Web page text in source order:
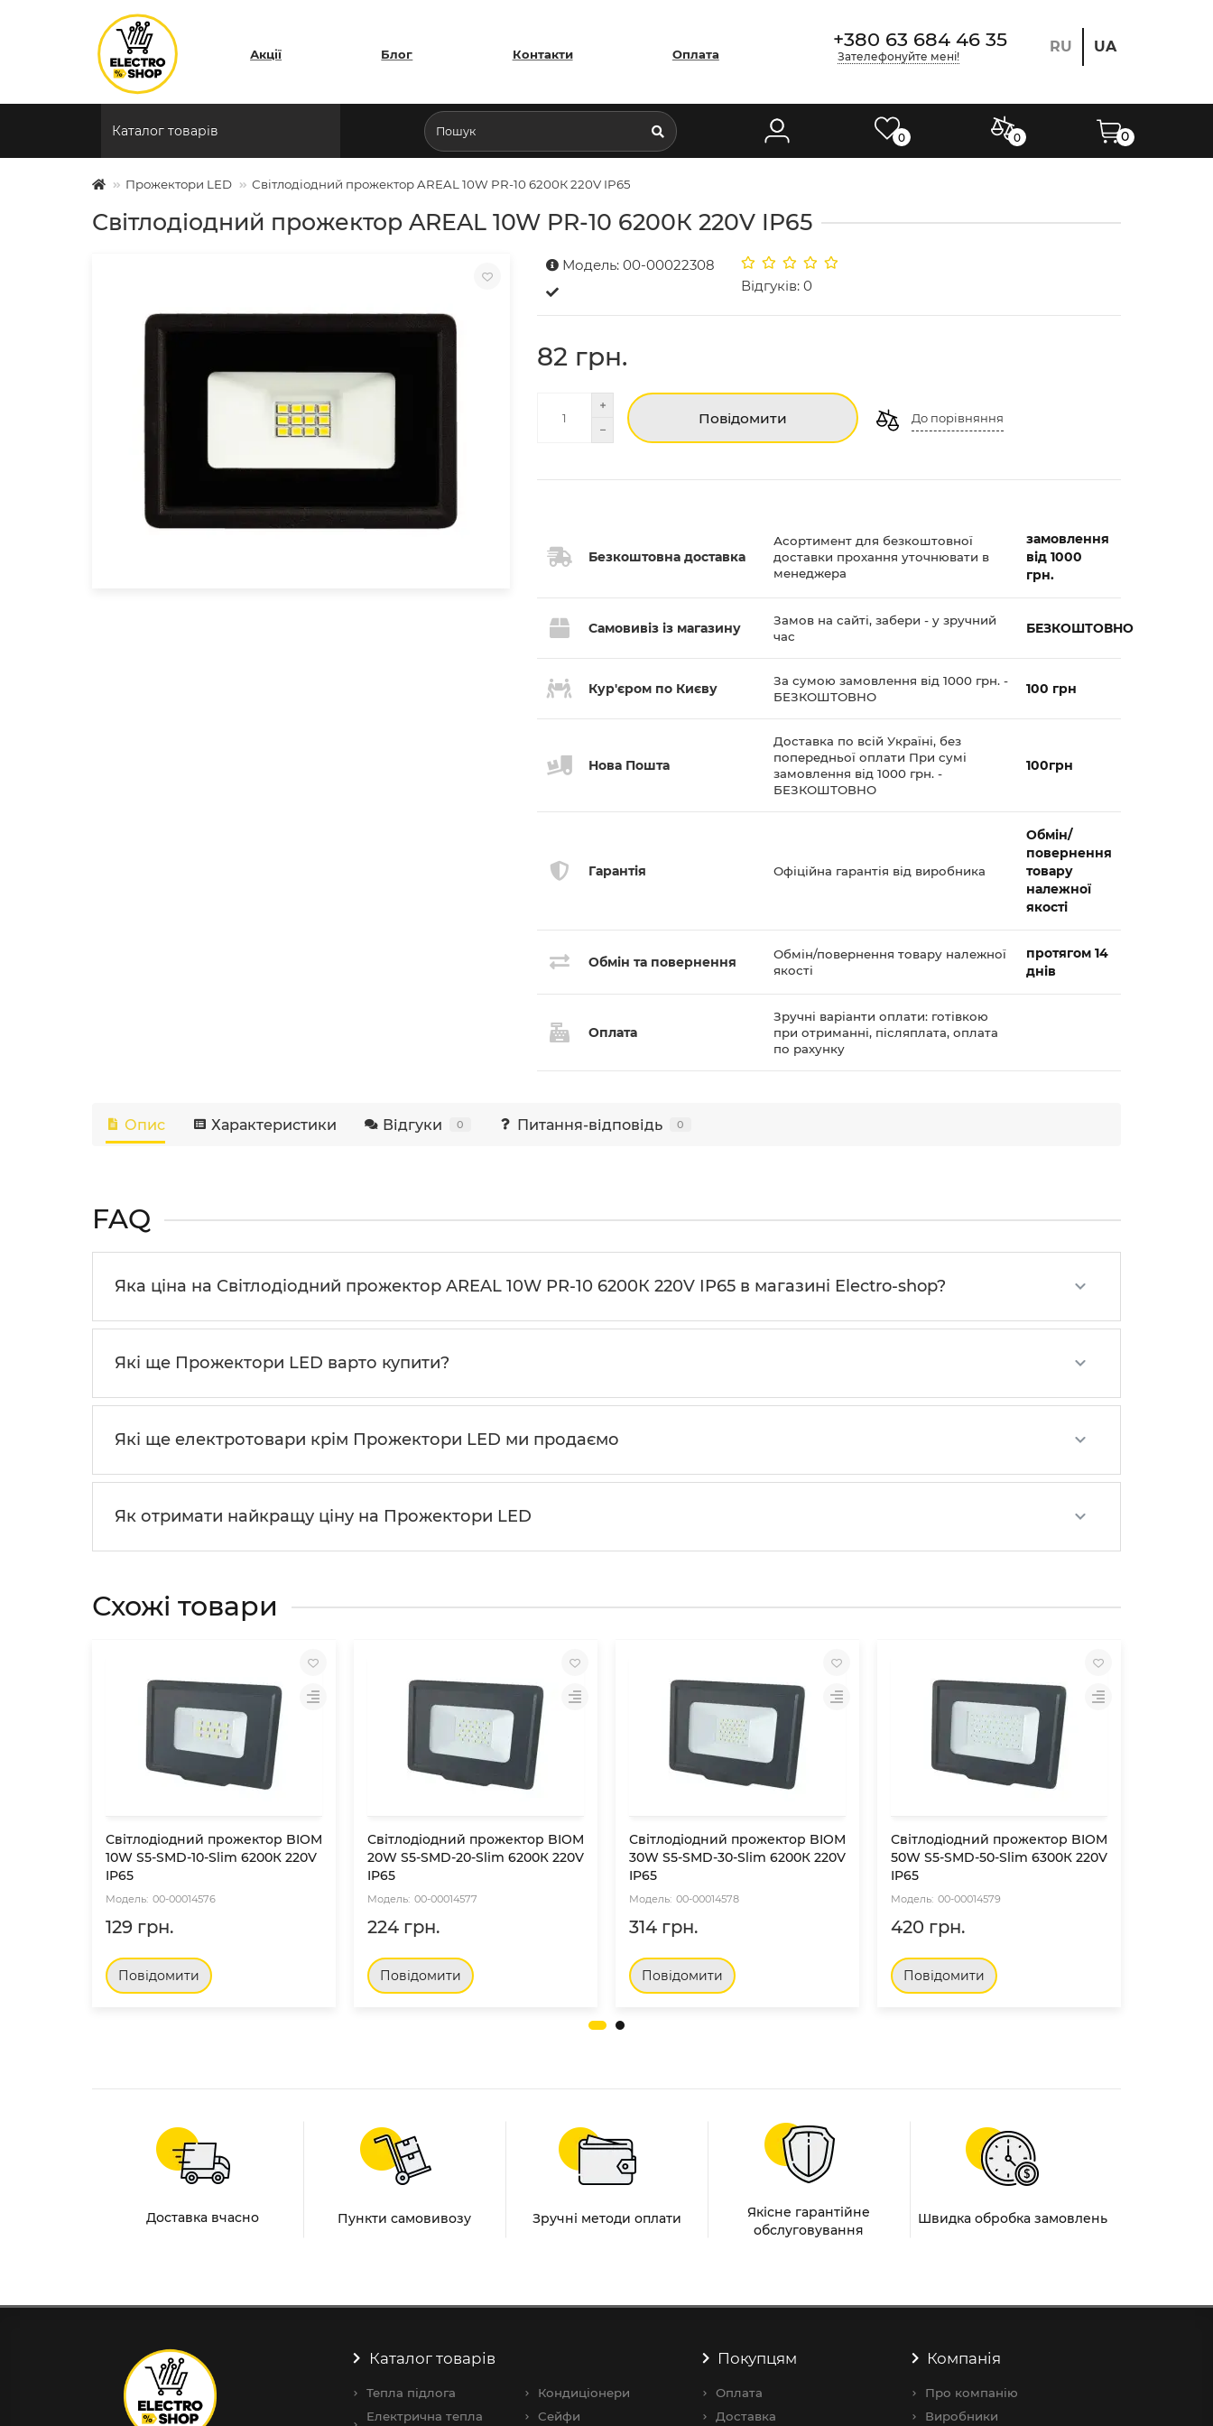
Акції Блог Контакти Оплата
+380 63 684 46 35
Зателефонуйте мені!
RU UA
Каталог товарів 0 0 0
Прожектори LED Світлодіодний прожектор AREAL 10W PR-10 6200К 220V IP65
Світлодіодний прожектор AREAL 10W PR-10 6200К 220V IP65
Модель: 00-00022308
Відгуків: 0
82 грн.
Повідомити До порівняння
Безкоштовна доставка
Асортимент для безкоштовної
доставки прохання уточнювати в
менеджера
замовлення
від 1000
грн.
Самовивіз із магазину
Замов на сайті, забери - у зручний
час
БЕЗКОШТОВНО
Кур'єром по Києву
За сумою замовлення від 1000 грн. -
БЕЗКОШТОВНО
100 грн
Нова Пошта
Доставка по всій Україні, без
попередньої оплати При сумі
замовлення від 1000 грн. -
БЕЗКОШТОВНО
100грн
Гарантія Офіційна гарантія від виробника
Обмін/
повернення
товару
належної
якості
Обмін та повернення
Обмін/повернення товару належної
якості
протягом 14
днів
Оплата
Зручні варіанти оплати: готівкою
при отриманні, післяплата, оплата
по рахунку
Опис Характеристики Відгуки 0 Питання-відповідь 0
FAQ
Яка ціна на Світлодіодний прожектор AREAL 10W PR-10 6200К 220V IP65 в магазині Electro-shop?
Які ще Прожектори LED варто купити?
Які ще електротовари крім Прожектори LED ми продаємо
Як отримати найкращу ціну на Прожектори LED
Схожі товари
Світлодіодний прожектор BIOM
10W S5-SMD-10-Slim 6200К 220V
IP65
00-00014576
129 грн.
Повідомити
Світлодіодний прожектор BIOM
20W S5-SMD-20-Slim 6200К 220V
IP65
00-00014577
224 грн.
Повідомити
Світлодіодний прожектор BIOM
30W S5-SMD-30-Slim 6200К 220V
IP65
00-00014578
314 грн.
Повідомити
Світлодіодний прожектор BIOM
50W S5-SMD-50-Slim 6300К 220V
IP65
00-00014579
420 грн.
Повідомити
Доставка вчасно Пункти самовивозу Зручні методи оплати
Якісне гарантійне
обслуговування
Швидка обробка замовлень
Каталог товарів
Тепла підлога
Електрична тепла
Кондиціонери
Сейфи
Покупцям
Оплата
Доставка
Компанія
Про компанію
Виробники